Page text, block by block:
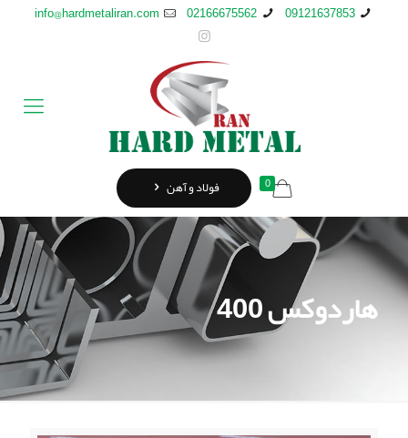
09121637853
02166675562
info@hardmetaliran.com
0 فولاد و آهن
هاردوکس 400